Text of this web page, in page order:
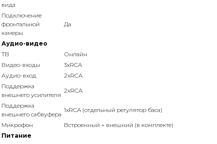
вида
Подключение
фронтальной
камеры
Да
Аудио-видео
ТВ
Онлайн
Видео-входы
3xRCA
Аудио-вход
2xRCA
Поддержка
внешнего усилителя
2xRCA
Поддержка
внешнего сабвуфера
1xRCA (отдельный регулятор баса)
Микрофон
Встроенный + внешний (в комплекте)
Питание